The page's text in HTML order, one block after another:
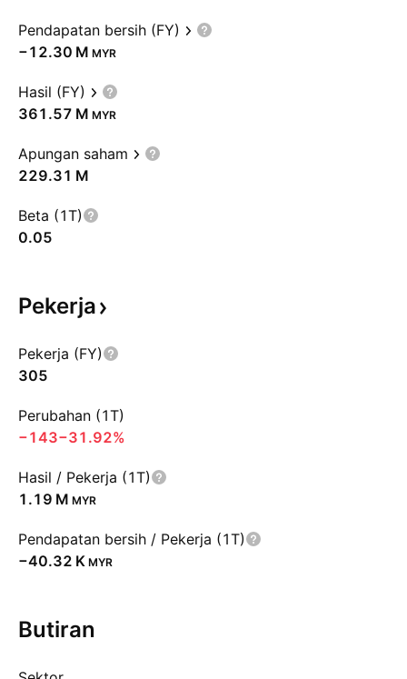
Pendapatan bersih (FY)
‪−12.30 M‬ MYR
Hasil (FY)
‪361.57 M‬ MYR
Apungan saham
‪229.31 M‬
Beta (1T)
0.05
Pekerja
Pekerja (FY)
305
Perubahan (1T)
−143−31.92%
Hasil / Pekerja (1T)
‪1.19 M‬ MYR
Pendapatan bersih / Pekerja (1T)
‪−40.32 K‬ MYR
Butiran